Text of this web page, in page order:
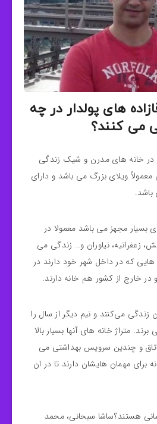
های پولدار در چه
می کنند؟
در خانه های مدرن و شیک زندگی
معمولاً ویلای بزرگ می باشد و دارای
بسیار مجهز می باشد معمولا در
زعفرانیه، نیاوران و… زندگی می
هایی که در داخل شهر خود دارند در
خارج از کشور هم خانه دارند.
زندگی می‌کنند و نیم دیگر از سال را
متراژ خانه های آنها بسیار بالا
و چندین سرویس بهداشتی می
مهمان هایشان دارند تا در ان
هستند؟ساشا سبحانی، محمد